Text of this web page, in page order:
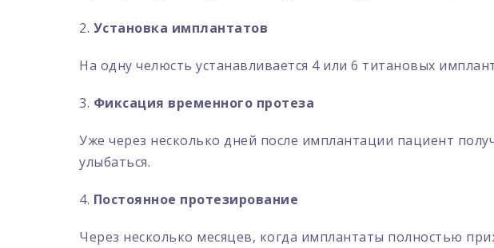
2. Установка имплантатов
На одну челюсть устанавливается 4 или 6 титановых
3. Фиксация временного протеза
Уже через несколько дней после имплантации пациент
улыбаться.
4. Постоянное протезирование
Через несколько месяцев, когда имплантаты полностью